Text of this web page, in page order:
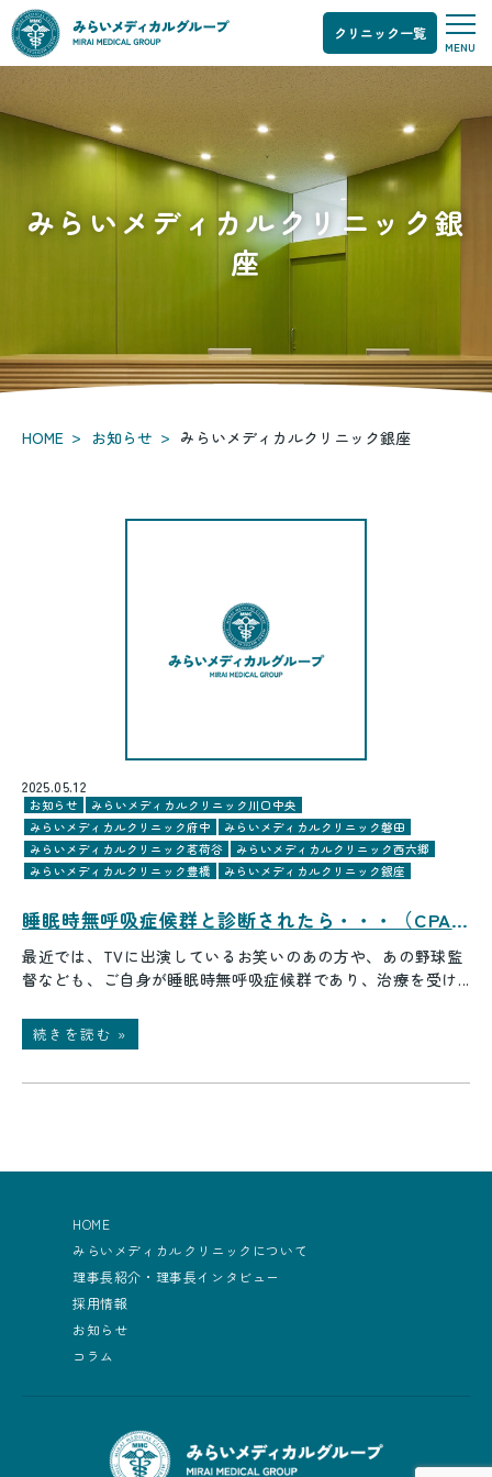
お
知
ら
せ
クリニック一覧
MENU
みらいメディカルクリニック銀
座
HOME > お知らせ > みらいメディカルクリニック銀座
2025.05.12
お知らせ
みらいメディカルクリニック川口中央
みらいメディカルクリニック府中
みらいメディカルクリニック磐田
みらいメディカルクリニック茗荷谷
みらいメディカルクリニック西六郷
みらいメディカルクリニック豊橋
みらいメディカルクリニック銀座
睡眠時無呼吸症候群と診断されたら・・・（CPAP）？！
最近では、TVに出演しているお笑いのあの方や、あの野球監
督なども、ご自身が睡眠時無呼吸症候群であり、治療を受け...
続きを読む »
HOME
みらいメディカルクリニックについて
理事長紹介・理事長インタビュー
採用情報
お知らせ
コラム